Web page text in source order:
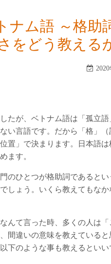
2015年秋ベ
2016年春ベ
2016年秋
2017年雲南
2018年夏ミ
2018年秋プ
2023年・夫
2025年11月
2019年秋の
2020年5月北
2021年冬の
カンゾー県
2021年12月
ビンズォン
ドンナイ省
2023年5月
ナム語 ～格助
をどう教える
たが、ベトナム語は「孤立語
い言語です。だから「格」（
置」で決まります。日本語は
ます。
のひとつが格助詞であるとい
しょう。いくら教えてもなか
んて言った時、多くの人は「
間違いの意味を教えていると
下のような事も教えるといい